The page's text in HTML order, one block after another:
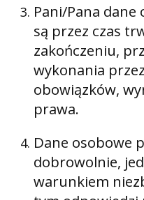
Pani/Pana
są przez czas
zakończeniu,
wykonania
obowiązków,
prawa.
Dane osobowe
dobrowolnie,
warunkiem